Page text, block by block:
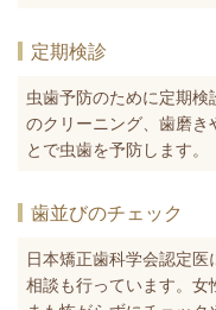
定期検診
虫歯予防のために定期検
のクリーニング、歯磨き
とで虫歯を予防します。
歯並びのチェック
日本矯正歯科学会認定
相談も行っています。女